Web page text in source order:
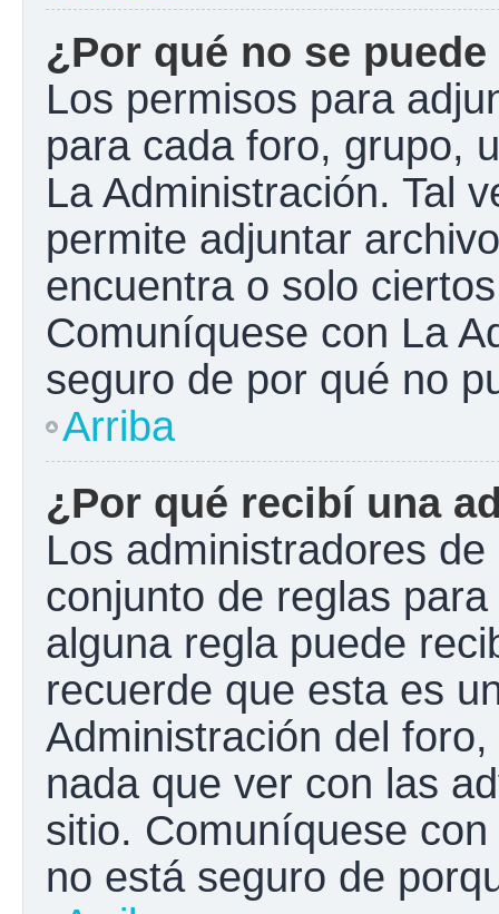
¿Por qué no se
Los permisos para
para cada foro, grupo,
La Administración. Tal
permite adjuntar
encuentra o solo
Comuníquese con La
seguro de por qué no
Arriba
¿Por qué recibí una
Los administradores
conjunto de reglas
alguna regla puede
recuerde que esta es
Administración del
nada que ver con las
sitio. Comuníquese
no está seguro de